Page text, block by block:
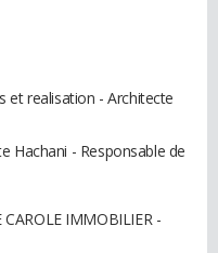
et realisation - Architecte
Hachani - Responsable de
IMMOBILIER -